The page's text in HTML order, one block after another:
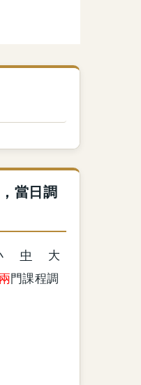
當日調
中 大
兩門課程調